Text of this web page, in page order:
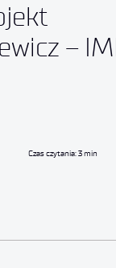
–
Czas czytania: 3 min